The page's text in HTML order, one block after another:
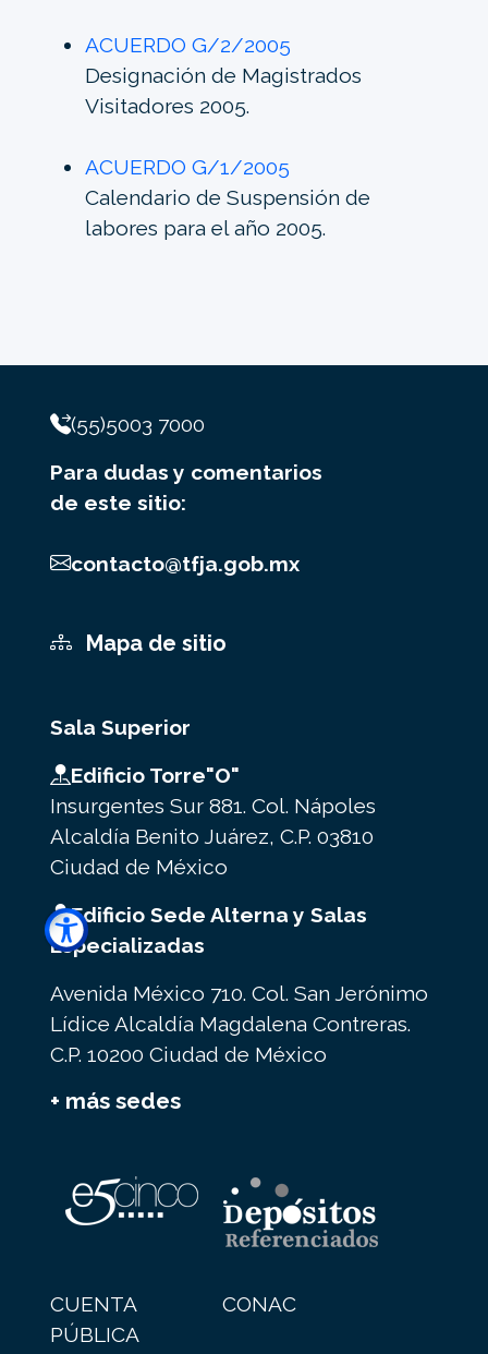
ACUERDO G/2/2005
Designación de Magistrados
Visitadores 2005.
ACUERDO G/1/2005
Calendario de Suspensión de
labores para el año 2005.
(55)5003 7000
Para dudas y comentarios
de este sitio:
contacto@tfja.gob.mx
Mapa de sitio
Sala Superior
Edificio Torre"O"
Insurgentes Sur 881. Col. Nápoles
Alcaldía Benito Juárez, C.P. 03810
Ciudad de México
Edificio Sede Alterna y Salas
Especializadas
Avenida México 710. Col. San Jerónimo
Lídice Alcaldía Magdalena Contreras.
C.P. 10200 Ciudad de México
+ más sedes
CUENTA
PÚBLICA
CONAC